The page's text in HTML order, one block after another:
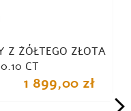
Z ŻÓŁTEGO ZŁOTA
CT
1 899,00 zł